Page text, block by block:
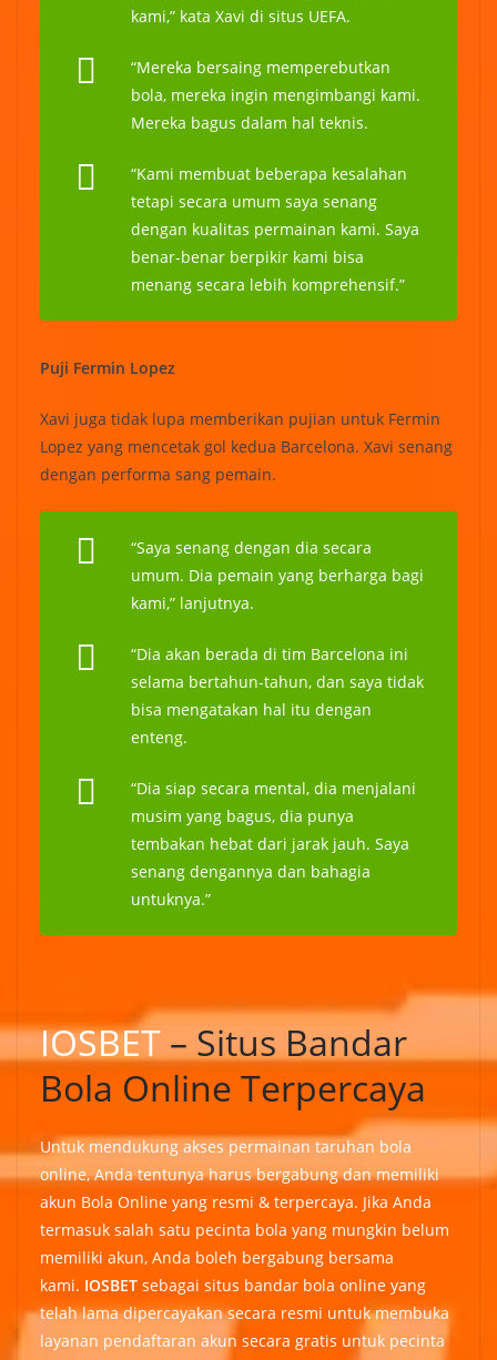
kami,” kata Xavi di situs UEFA.
“Mereka bersaing memperebutkan
bola, mereka ingin mengimbangi kami.
Mereka bagus dalam hal teknis.
“Kami membuat beberapa kesalahan
tetapi secara umum saya senang
dengan kualitas permainan kami. Saya
benar-benar berpikir kami bisa
menang secara lebih komprehensif.”
Puji Fermin Lopez
Xavi juga tidak lupa memberikan pujian untuk Fermin
Lopez yang mencetak gol kedua Barcelona. Xavi senang
dengan performa sang pemain.
“Saya senang dengan dia secara
umum. Dia pemain yang berharga bagi
kami,” lanjutnya.
“Dia akan berada di tim Barcelona ini
selama bertahun-tahun, dan saya tidak
bisa mengatakan hal itu dengan
enteng.
“Dia siap secara mental, dia menjalani
musim yang bagus, dia punya
tembakan hebat dari jarak jauh. Saya
senang dengannya dan bahagia
untuknya.”
IOSBET – Situs Bandar
Bola Online Terpercaya
Untuk mendukung akses permainan taruhan bola
online, Anda tentunya harus bergabung dan memiliki
akun Bola Online yang resmi & terpercaya. Jika Anda
termasuk salah satu pecinta bola yang mungkin belum
memiliki akun, Anda boleh bergabung bersama
kami. IOSBET sebagai situs bandar bola online yang
telah lama dipercayakan secara resmi untuk membuka
layanan pendaftaran akun secara gratis untuk pecinta